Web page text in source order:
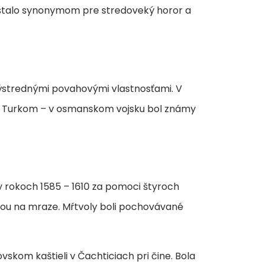
synonymom pre stredoveký horor a
povahovými vlastnosťami. V
– v osmanskom vojsku bol známy
1585 – 1610 za pomoci štyroch
na mraze. Mŕtvoly boli pochovávané
kaštieli v Čachticiach pri čine. Bola